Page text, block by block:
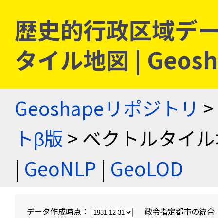
歴史的行政区域デ
タイル地図 |
Geoshapeリポジトリ >
トβ版 > ベクトルタイ
| GeoNLP | GeoLOD
データ作成時点： 政令指定都市の統